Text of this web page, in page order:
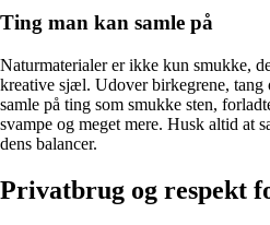
Ting man kan samle på
Naturmaterialer er ikke kun smukke,
kreative sjæl. Udover birkegrene, tang
samle på ting som smukke sten,
svampe og meget mere. Husk altid at
dens balancer.
Privatbrug og respekt